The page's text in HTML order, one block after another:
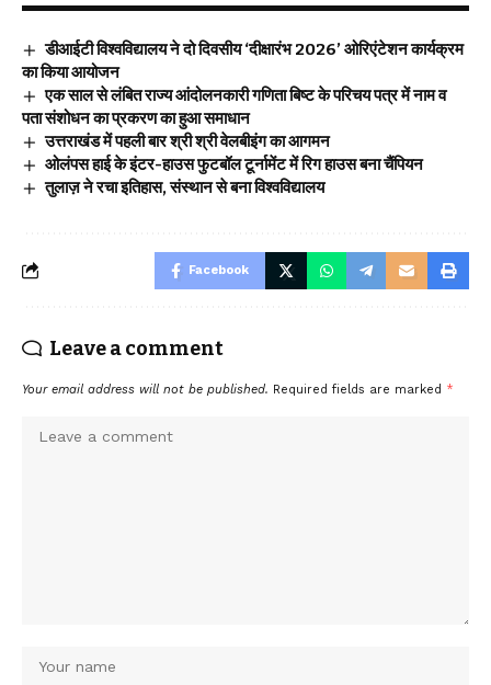
डीआईटी विश्वविद्यालय ने दो दिवसीय ‘दीक्षारंभ 2026’ ओरिएंटेशन कार्यक्रम
का किया आयोजन
एक साल से लंबित राज्य आंदोलनकारी गणिता बिष्ट के परिचय पत्र में नाम व
पता संशोधन का प्रकरण का हुआ समाधान
उत्तराखंड में पहली बार श्री श्री वेलबीइंग का आगमन
ओलंपस हाई के इंटर-हाउस फुटबॉल टूर्नामेंट में रिग हाउस बना चैंपियन
तुलाज़ ने रचा इतिहास, संस्थान से बना विश्वविद्यालय
Facebook
Leave a comment
Your email address will not be published. Required fields are marked *